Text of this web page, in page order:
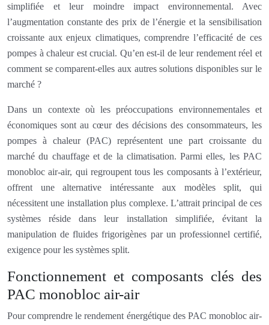
simplifiée et leur moindre impact environnemental. Avec
l’augmentation constante des prix de l’énergie et la sensibilisation
croissante aux enjeux climatiques, comprendre l’efficacité de ces
pompes à chaleur est crucial. Qu’en est-il de leur rendement réel et
comment se comparent-elles aux autres solutions disponibles sur le
marché ?
Dans un contexte où les préoccupations environnementales et
économiques sont au cœur des décisions des consommateurs, les
pompes à chaleur (PAC) représentent une part croissante du
marché du chauffage et de la climatisation. Parmi elles, les PAC
monobloc air-air, qui regroupent tous les composants à l’extérieur,
offrent une alternative intéressante aux modèles split, qui
nécessitent une installation plus complexe. L’attrait principal de ces
systèmes réside dans leur installation simplifiée, évitant la
manipulation de fluides frigorigènes par un professionnel certifié,
exigence pour les systèmes split.
Fonctionnement et composants clés des
PAC monobloc air-air
Pour comprendre le rendement énergétique des PAC monobloc air-